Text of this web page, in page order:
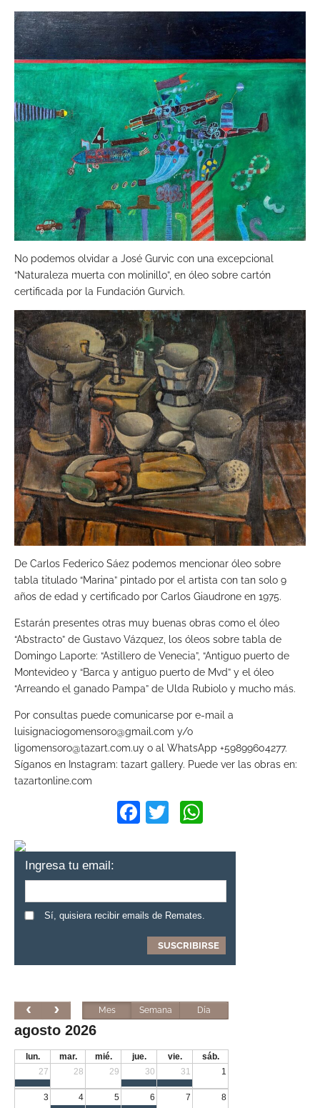
No podemos olvidar a José Gurvic con una excepcional
“Naturaleza muerta con molinillo”, en óleo sobre cartón
certificada por la Fundación Gurvich.
De Carlos Federico Sáez podemos mencionar óleo sobre
tabla titulado “Marina” pintado por el artista con tan solo 9
años de edad y certificado por Carlos Giaudrone en 1975.
Estarán presentes otras muy buenas obras como el óleo
“Abstracto” de Gustavo Vázquez, los óleos sobre tabla de
Domingo Laporte: “Astillero de Venecia”, “Antiguo puerto de
Montevideo y “Barca y antiguo puerto de Mvd” y el óleo
“Arreando el ganado Pampa” de Ulda Rubiolo y mucho más.
Por consultas puede comunicarse por e-mail a
luisignaciogomensoro@gmail.com y/o
ligomensoro@tazart.com.uy o al WhatsApp +59899604277.
Síganos en Instagram: tazart gallery. Puede ver las obras en:
tazartonline.com
Facebook
Twitter
Ingresa tu email:
Sí, quisiera recibir emails de Remates.
Mes Semana Día
agosto 2026
lun. mar. mié. jue. vie.
sáb.
27
28 29 30 31 1
3 4 5 6 7 8